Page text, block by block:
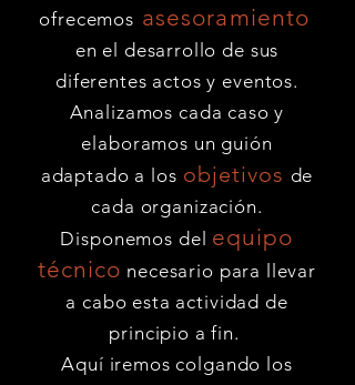
ofrecemos asesoramiento
en el desarrollo de sus
diferentes actos y eventos.
Analizamos cada caso y
elaboramos un guión
adaptado a los objetivos de
cada organización.
Disponemos del equipo
técnico necesario para llevar
a cabo esta actividad de
principio a fin.
Aquí iremos colgando los